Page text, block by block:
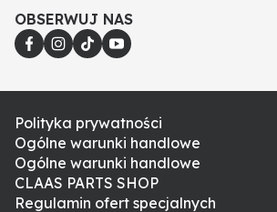
OBSERWUJ NAS
Polityka prywatności
Ogólne warunki handlowe
Ogólne warunki handlowe
CLAAS PARTS SHOP
Regulamin ofert specjalnych